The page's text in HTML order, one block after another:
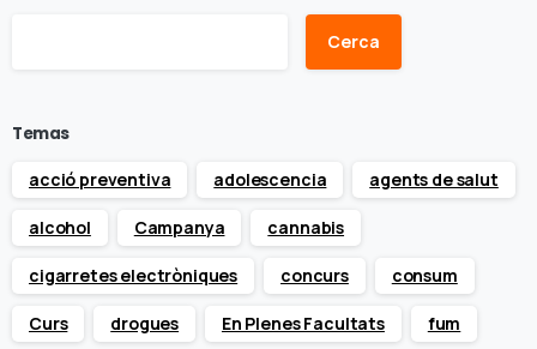
Cerca
Temas
acció preventiva
adolescencia agents de salut
alcohol Campanya cannabis
cigarretes electròniques concurs consum
Curs drogues En Plenes Facultats fum